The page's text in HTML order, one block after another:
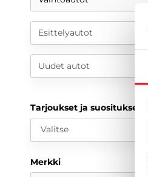
Esittelyautot
Uudet autot
Tarjoukset ja suositukset
Valitse
Merkki